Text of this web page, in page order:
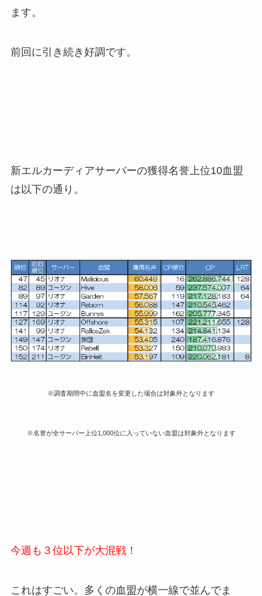
ます。
前回に引き続き好調です。
新エルカーディアサーバーの獲得名誉上位10血盟
は以下の通り。
※調査期間中に血盟名を変更した場合は対象外となります
※名誉が全サーバー上位1,000位に入っていない血盟は対象外となります
今週も３位以下が大混戦！
これはすごい。多くの血盟が横一線で並んでま